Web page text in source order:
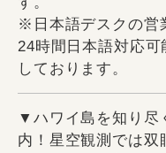
※日本語デスクの営
24時間日本語対応
しております。
▼ハワイ島を知り尽
内！星空観測では双